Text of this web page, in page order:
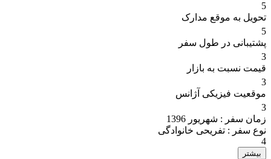
5
تحویل به موقع مدارک
5
پشتیبانی در طول سفر
3
قیمت نسبت به بازار
3
موقعیت فیزیکی آژانس
3
زمان سفر : شهریور 1396
نوع سفر : تفریحی خانوادگی
4
بیشتر